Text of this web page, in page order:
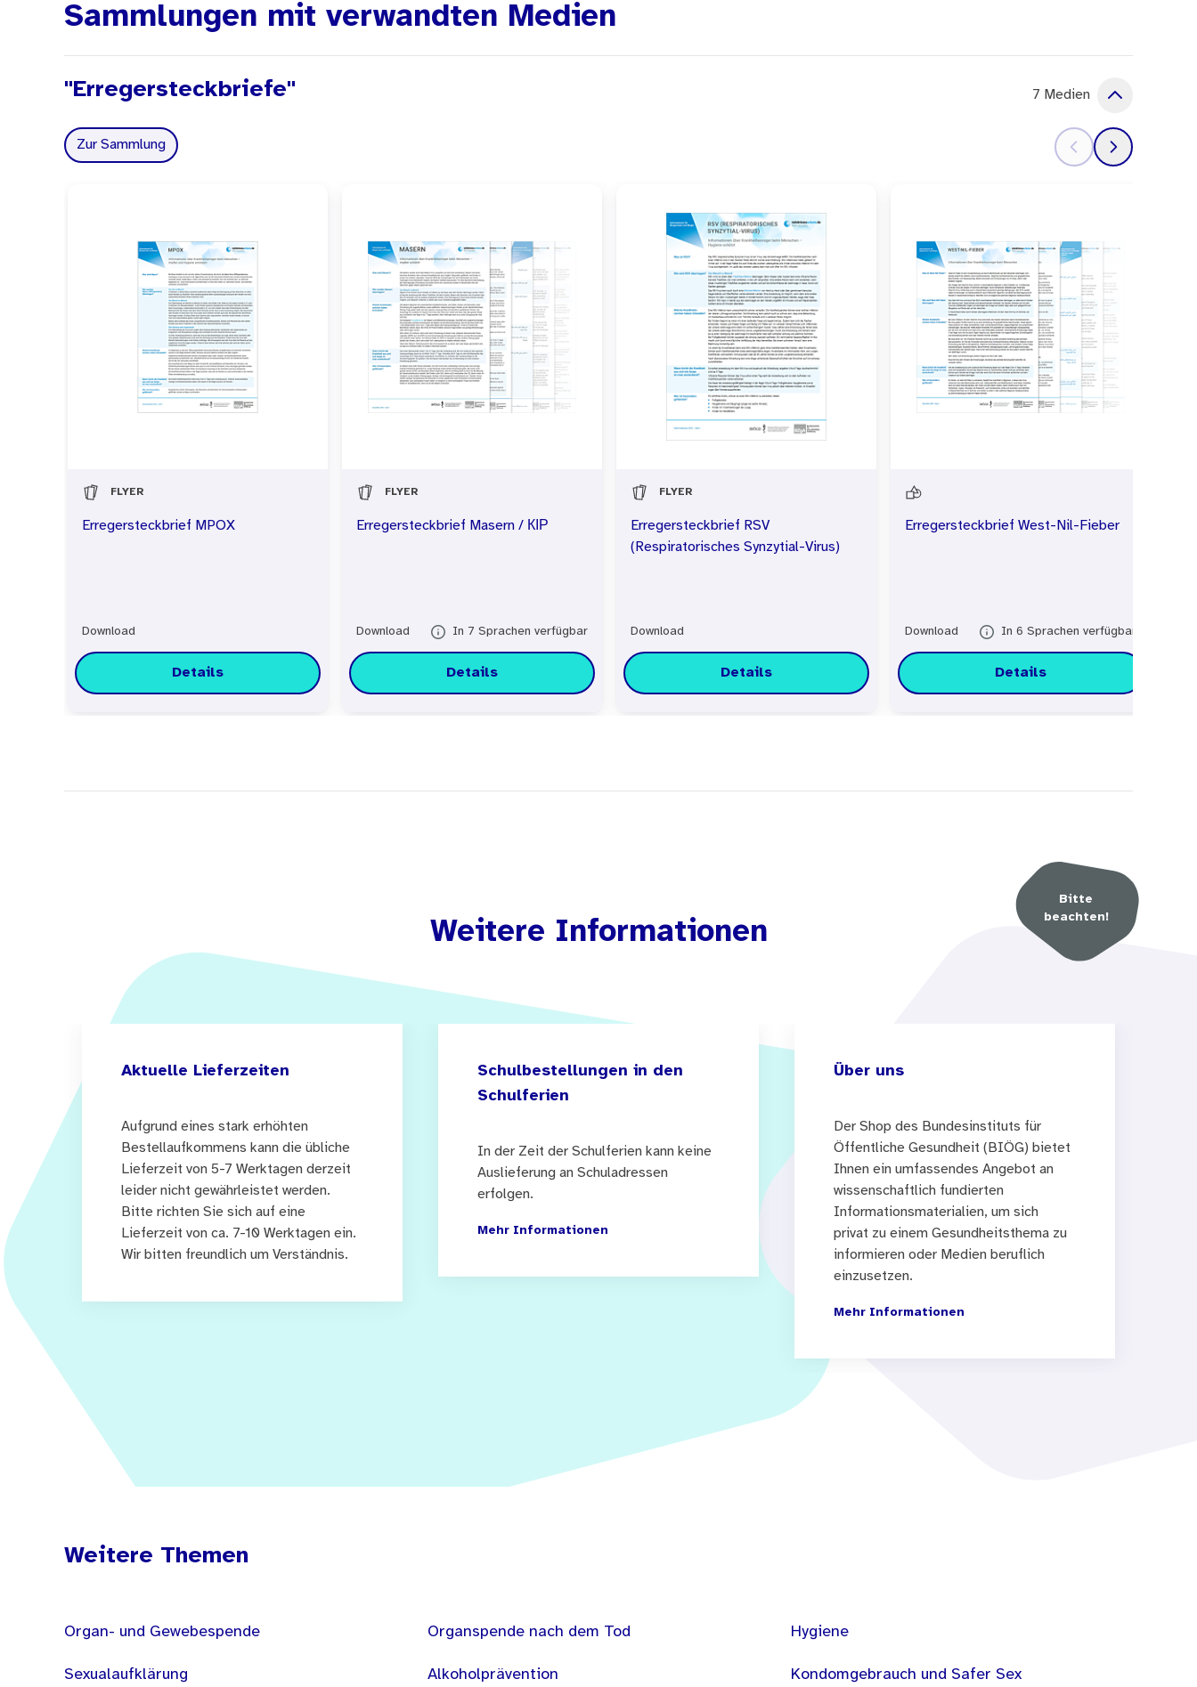
Sammlungen mit verwandten Medien
"Erregersteckbriefe" 7 Medien
Zur Sammlung
FLYER
Erregersteckbrief MPOX
Download
Details
FLYER
Erregersteckbrief Masern / КІР
Download In 7 Sprachen verfügbar
Details
FLYER
Erregersteckbrief RSV
(Respiratorisches Synzytial-Virus)
Download
Details
Erregersteckbrief West-Nil-Fieber
Download In 6 Sprachen verfügbar
Details
Bitte
beachten!
Weitere Informationen
Aktuelle Lieferzeiten
Aufgrund eines stark erhöhten
Bestellaufkommens kann die übliche
Lieferzeit von 5-7 Werktagen derzeit
leider nicht gewährleistet werden.
Bitte richten Sie sich auf eine
Lieferzeit von ca. 7-10 Werktagen ein.
Wir bitten freundlich um Verständnis.
Schulbestellungen in den
Schulferien
In der Zeit der Schulferien kann keine
Auslieferung an Schuladressen
erfolgen.
Mehr Informationen
Über uns
Der Shop des Bundesinstituts für
Öffentliche Gesundheit (BIÖG) bietet
Ihnen ein umfassendes Angebot an
wissenschaftlich fundierten
Informationsmaterialien, um sich
privat zu einem Gesundheitsthema zu
informieren oder Medien beruflich
einzusetzen.
Mehr Informationen
Weitere Themen
Organ- und Gewebespende
Sexualaufklärung
Organspende nach dem Tod
Alkoholprävention
Hygiene
Kondomgebrauch und Safer Sex